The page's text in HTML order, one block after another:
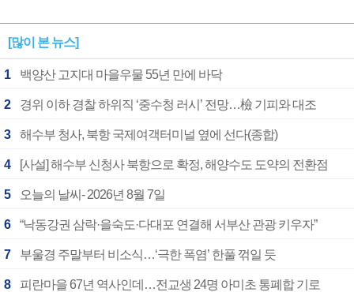
[많이 본 뉴스]
1 백양산 고지대 마을우물 55년 만에 바닥
2 경위 이하 경찰 하위직 ‘중수청 러시’ 전망…檢 기피와 대조
3 해수부 청사, 북항 국제여객터미널 옆에 선다(종합)
4 [사설] 해수부 신청사 북항으로 확정, 해양수도 도약의 전환점
5 오늘의 날씨- 2026년 8월 7일
6 “낙동강권 삼락·을숙도·다대포 연결해 서부산 관광 키우자”
7 부울경 주말부터 비소식…‘극한 폭염’ 한풀 꺾일 듯
8 피란마을 67년 역사인데…전교생 24명 아미초 통폐합 기로